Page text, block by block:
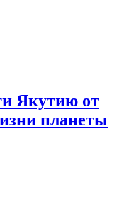
Якутию от
планеты